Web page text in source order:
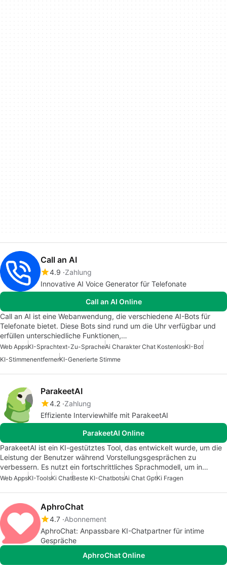
Call an AI
4.9 Zahlung
Innovative AI Voice Generator für Telefonate
Call an AI Online
Call an AI ist eine Webanwendung, die verschiedene AI-Bots für
Telefonate bietet. Diese Bots sind rund um die Uhr verfügbar und
erfüllen unterschiedliche Funktionen,…
Web AppsKI-Sprachtext-Zu-SpracheAi Charakter Chat KostenlosKI-Bot
KI-StimmenentfernerKI-Generierte Stimme
ParakeetAI
4.2 Zahlung
Effiziente Interviewhilfe mit ParakeetAI
ParakeetAI Online
ParakeetAI ist ein KI-gestütztes Tool, das entwickelt wurde, um die
Leistung der Benutzer während Vorstellungsgesprächen zu
verbessern. Es nutzt ein fortschrittliches Sprachmodell, um in…
Web AppsKI-ToolsKi ChatBeste KI-ChatbotsAi Chat GptKi Fragen
AphroChat
4.7 Abonnement
AphroChat: Anpassbare KI-Chatpartner für intime
Gespräche
AphroChat Online